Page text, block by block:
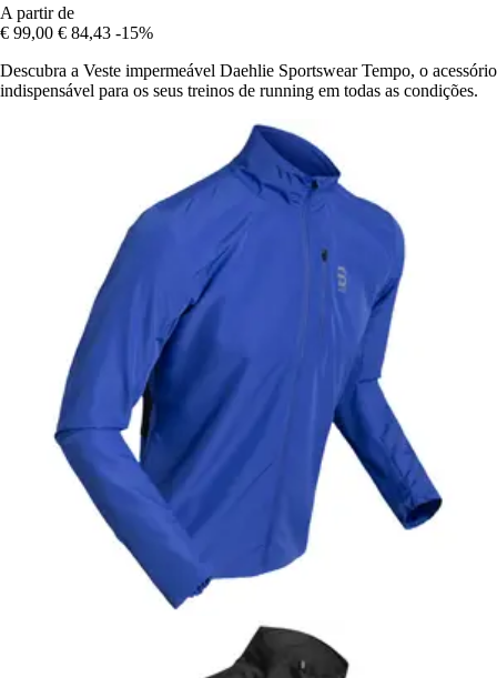
A partir de
€ 99,00 € 84,43 -15%
Descubra a Veste impermeável Daehlie Sportswear Tempo, o acessório
indispensável para os seus treinos de running em todas as condições.